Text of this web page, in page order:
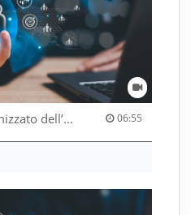
Il sistema salariale ottimizzato dell’Amministrazione federale 06:55